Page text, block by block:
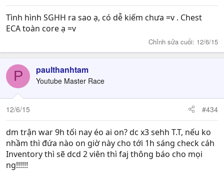
Tình hình SGHH ra sao ạ, có dễ kiếm chưa =v . Chest
ECA toàn core ạ =v
Chỉnh sửa cuối: 12/6/15
P paulthanhtam
Youtube Master Race
12/6/15 #434
dm trận war 9h tối nay éo ai on? dc x3 sehh T.T, nếu ko
nhầm thì đứa nào on giờ này cho tới 1h sáng check cáh
Inventory thì sẽ dcd 2 viên thì faj thông báo cho mọi
ng!!!!!!